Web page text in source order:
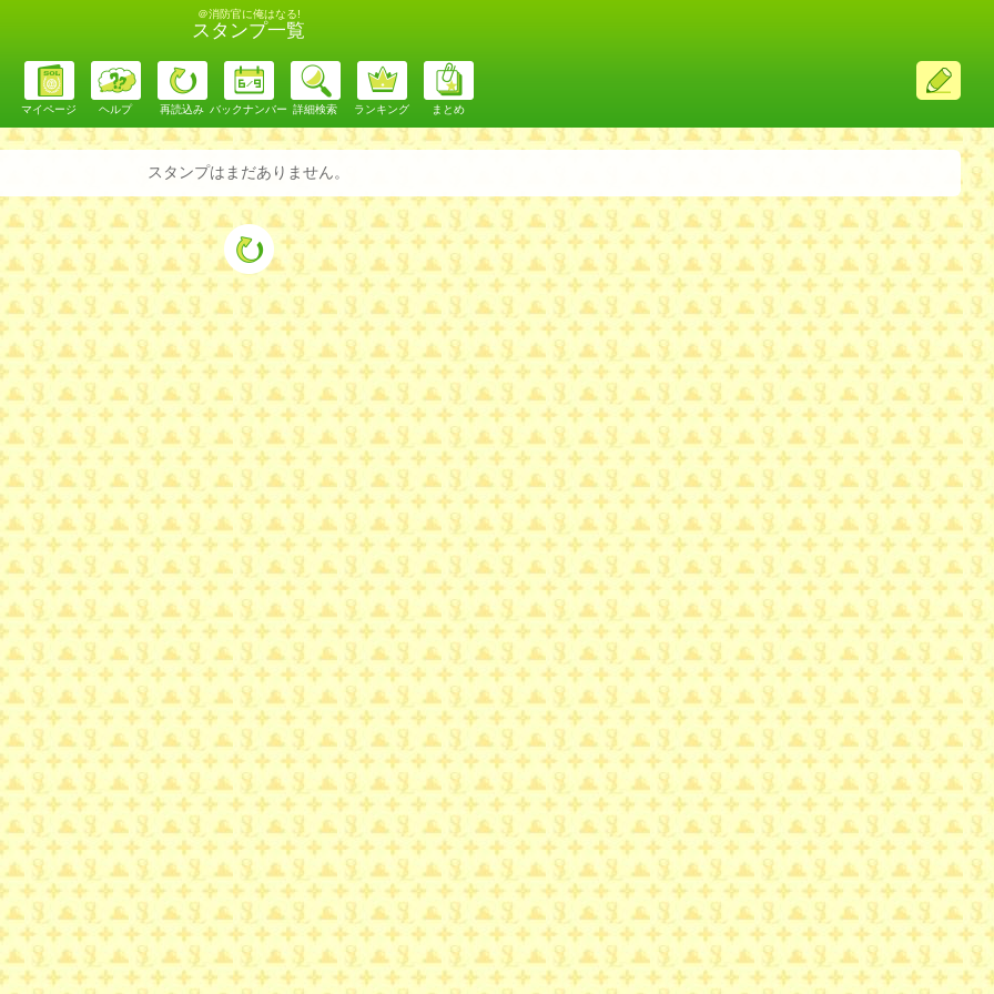
＠消防官に俺はなる!
スタンプ一覧
ス
レ
投
マイページ ヘルプ 再読込み バックナンバー 詳細検索 ランキング まとめ
スタンプはまだありません。